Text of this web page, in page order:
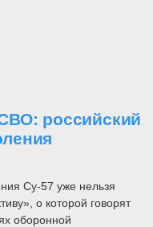
российский
Су-57 уже нельзя
о которой говорят
оборонной